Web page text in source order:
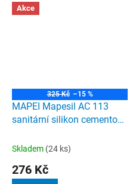
Akce
325 Kč –15 %
MAPEI Mapesil AC 113
sanitární silikon cementově
Skladem (24 ks)
276 Kč